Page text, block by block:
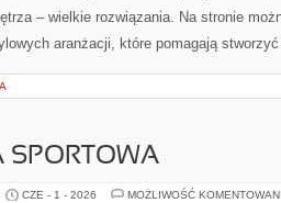
– wielkie rozwiązania. Na stronie
aranżacji, które pomagają
SPORTOWA
CZE - 1 - 2026 MOŻLIWOŚĆ